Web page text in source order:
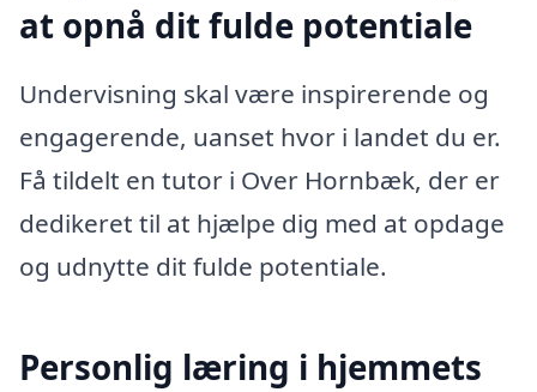
at opnå dit fulde potentiale
Undervisning skal være inspirerende og
engagerende, uanset hvor i landet du er.
Få tildelt en tutor i Over Hornbæk, der er
dedikeret til at hjælpe dig med at opdage
og udnytte dit fulde potentiale.
Personlig læring i hjemmets